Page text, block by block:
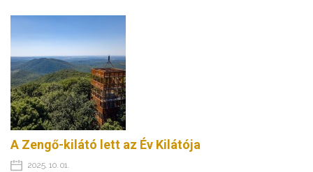
A Zengő-kilátó lett az Év Kilátója
2025. 10. 01.